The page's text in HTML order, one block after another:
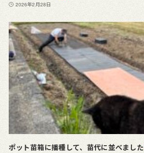
2026年2月28日
ポット苗箱に播種して、苗代に並べました